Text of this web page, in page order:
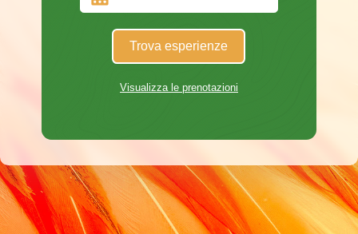
Trova esperienze
Visualizza le prenotazioni